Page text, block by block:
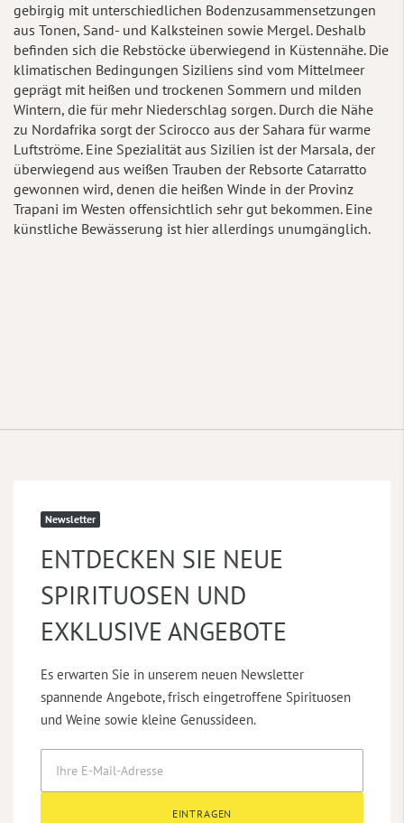
gebirgig mit unterschiedlichen Bodenzusammensetzungen
aus Tonen, Sand- und Kalksteinen sowie Mergel. Deshalb
befinden sich die Rebstöcke überwiegend in Küstennähe. Die
klimatischen Bedingungen Siziliens sind vom Mittelmeer
geprägt mit heißen und trockenen Sommern und milden
Wintern, die für mehr Niederschlag sorgen. Durch die Nähe
zu Nordafrika sorgt der Scirocco aus der Sahara für warme
Luftströme. Eine Spezialität aus Sizilien ist der Marsala, der
überwiegend aus weißen Trauben der Rebsorte Catarratto
gewonnen wird, denen die heißen Winde in der Provinz
Trapani im Westen offensichtlich sehr gut bekommen. Eine
künstliche Bewässerung ist hier allerdings unumgänglich.
Newsletter
ENTDECKEN SIE NEUE
SPIRITUOSEN UND
EXKLUSIVE ANGEBOTE
Es erwarten Sie in unserem neuen Newsletter
spannende Angebote, frisch eingetroffene Spirituosen
und Weine sowie kleine Genussideen.
EINTRAGEN